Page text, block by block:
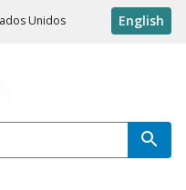
Unidos English